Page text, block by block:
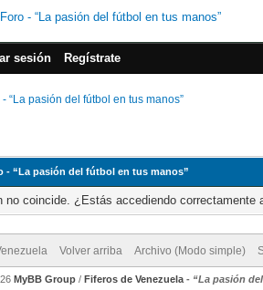
sesión Regístrate
“La pasión del fútbol en tus manos”
- “La pasión del fútbol en tus manos”
no coincide. ¿Estás accediendo
Volver arriba Archivo (Modo simple)
MyBB Group / Fiferos de Venezuela - “La pasión